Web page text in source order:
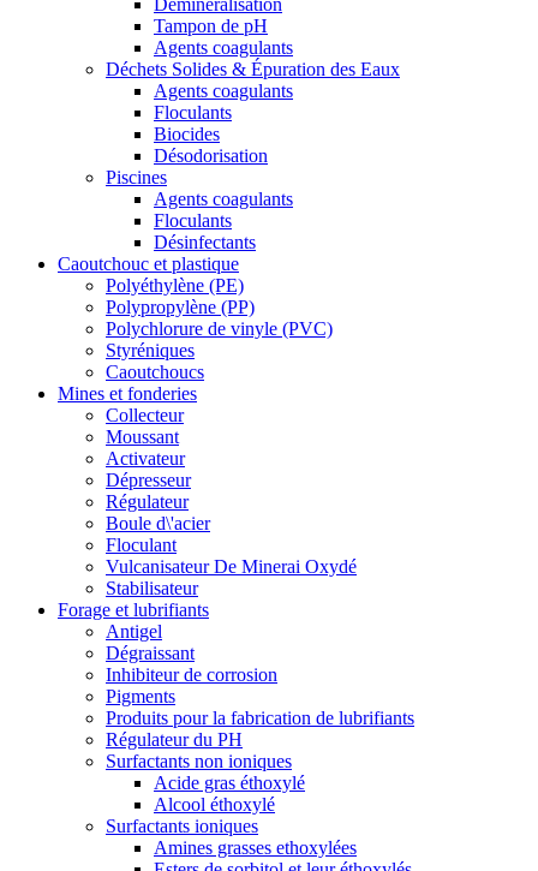
Déminéralisation
Tampon de pH
Agents coagulants
Déchets Solides & Épuration des Eaux
Agents coagulants
Floculants
Biocides
Désodorisation
Piscines
Agents coagulants
Floculants
Désinfectants
Caoutchouc et plastique
Polyéthylène (PE)
Polypropylène (PP)
Polychlorure de vinyle (PVC)
Styréniques
Caoutchoucs
Mines et fonderies
Collecteur
Moussant
Activateur
Dépresseur
Régulateur
Boule d\'acier
Floculant
Vulcanisateur De Minerai Oxydé
Stabilisateur
Forage et lubrifiants
Antigel
Dégraissant
Inhibiteur de corrosion
Pigments
Produits pour la fabrication de lubrifiants
Régulateur du PH
Surfactants non ioniques
Acide gras éthoxylé
Alcool éthoxylé
Surfactants ioniques
Amines grasses ethoxylées